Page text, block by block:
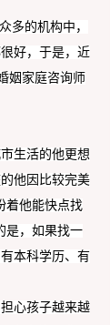
多的机构中，
好，于是，近
姻家庭咨询师
生活的他更想
的他 因比较完美
着他能快点找
是，如果找一
有本科学历、 有
心孩子越来越